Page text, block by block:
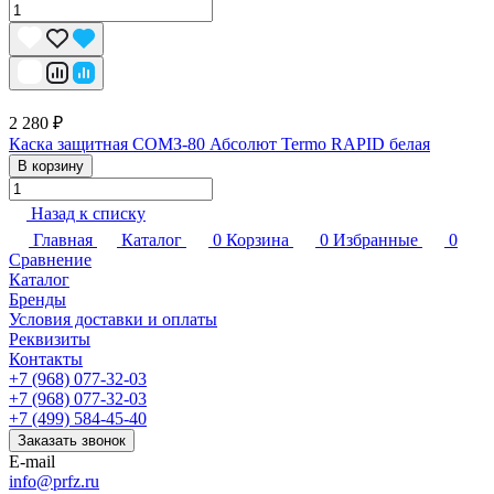
2 280 ₽
Каска защитная СОМЗ-80 Абсолют Termo RAPID белая
В корзину
Назад к списку
Главная
Каталог 0 Корзина 0 Избранные
0
Сравнение
Каталог
Бренды
Условия доставки и оплаты
Реквизиты
Контакты
+7 (968) 077-32-03
+7 (968) 077-32-03
+7 (499) 584-45-40
Заказать звонок
E-mail
info@prfz.ru